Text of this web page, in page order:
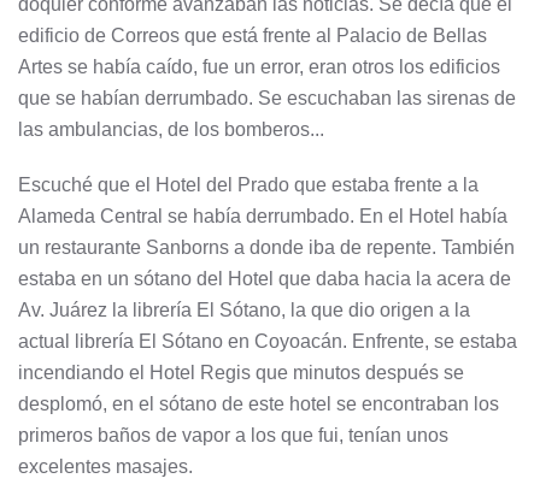
doquier conforme avanzaban las noticias. Se decía que el
edificio de Correos que está frente al Palacio de Bellas
Artes se había caído, fue un error, eran otros los edificios
que se habían derrumbado. Se escuchaban las sirenas de
las ambulancias, de los bomberos...
Escuché que el Hotel del Prado que estaba frente a la
Alameda Central se había derrumbado. En el Hotel había
un restaurante Sanborns a donde iba de repente. También
estaba en un sótano del Hotel que daba hacia la acera de
Av. Juárez la librería El Sótano, la que dio origen a la
actual librería El Sótano en Coyoacán. Enfrente, se estaba
incendiando el Hotel Regis que minutos después se
desplomó, en el sótano de este hotel se encontraban los
primeros baños de vapor a los que fui, tenían unos
excelentes masajes.